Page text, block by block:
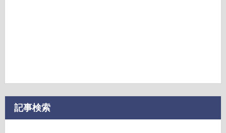
記事検索